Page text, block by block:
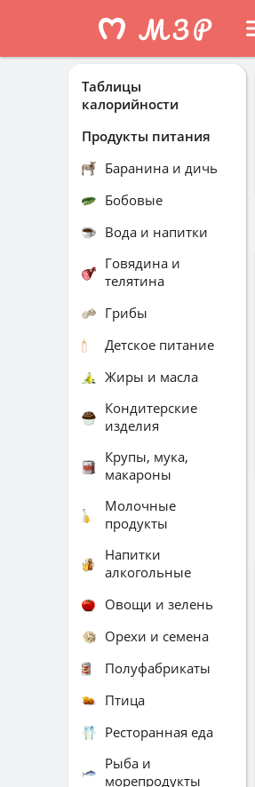
Таблицы
калорийности
Продукты питания
Баранина и дичь
Бобовые
Вода и напитки
Говядина и
телятина
Грибы
Детское питание
Жиры и масла
Кондитерские
изделия
Крупы, мука,
макароны
Молочные
продукты
Напитки
алкогольные
Овощи и зелень
Орехи и семена
Полуфабрикаты
Птица
Ресторанная еда
Рыба и
морепродукты